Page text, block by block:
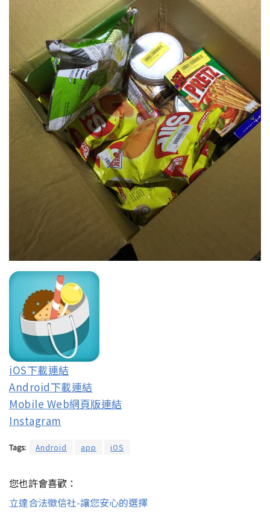
iOS下載連結
Android下載連結
Mobile Web網頁版連結
Instagram
Tags: Android app iOS
您也許會喜歡：
立達合法徵信社-讓您安心的選擇